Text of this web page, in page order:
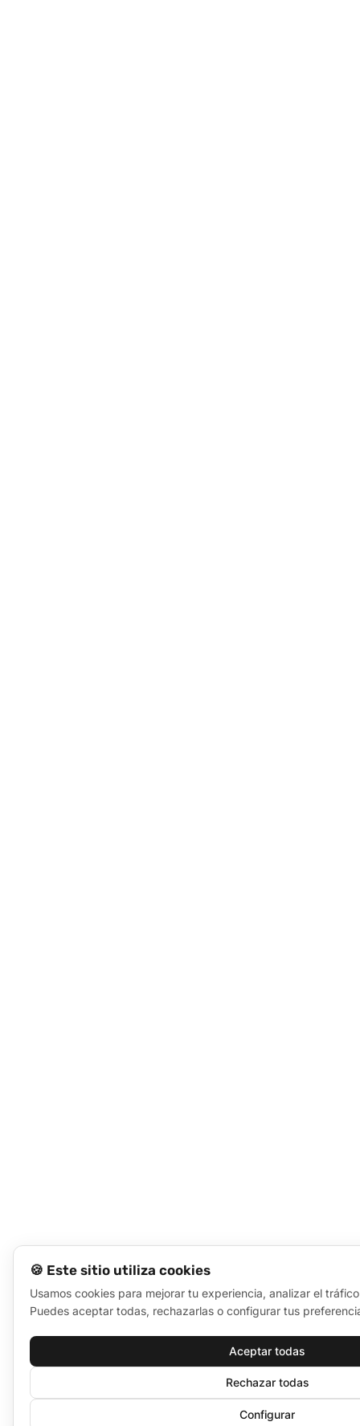
🍪 Este sitio utiliza cookies
Usamos cookies para mejorar tu experiencia, analizar el
Puedes aceptar todas, rechazarlas o configurar tus
Aceptar todas
Rechazar todas
Configurar